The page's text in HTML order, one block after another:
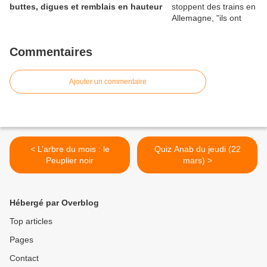
buttes, digues et remblais en hauteur
Commentaires
Ajouter un commentaire
< L’arbre du mois : le
Peuplier noir
Quiz Anab du jeudi (22
mars) >
Hébergé par Overblog
Top articles
Pages
Contact